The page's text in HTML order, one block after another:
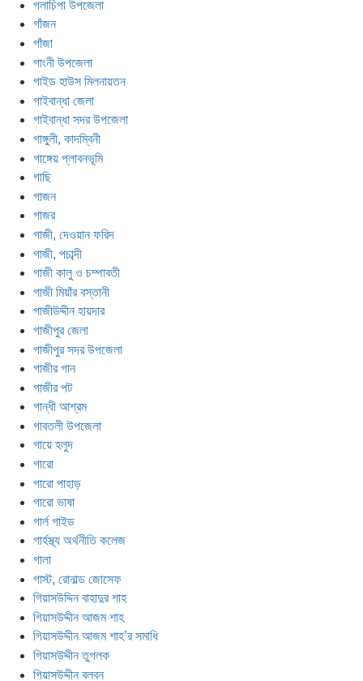
গলাচিপা উপজেলা
গাঁজন
গাঁজা
গাংনী উপজেলা
গাইড হাউস মিলনায়তন
গাইবান্ধা জেলা
গাইবান্ধা সদর উপজেলা
গাঙ্গুলী, কাদম্বিনী
গাঙ্গেয় প্লাবনভূমি
গাছি
গাজন
গাজর
গাজী, দেওয়ান ফরিদ
গাজী, পচাব্দী
গাজী কালু ও চম্পাবতী
গাজী মিয়াঁর বস্তানী
গাজীউদ্দীন হায়দার
গাজীপুর জেলা
গাজীপুর সদর উপজেলা
গাজীর গান
গাজীর পট
গান্ধী আশ্রম
গাবতলী উপজেলা
গায়ে হলুদ
গারো
গারো পাহাড়
গারো ভাষা
গার্ল গাইড
গার্হস্থ্য অর্থনীতি কলেজ
গালা
গাস্ট, রোনাল্ড জোসেফ
গিয়াসউদ্দিন বাহাদুর শাহ
গিয়াসউদ্দীন আজম শাহ
গিয়াসউদ্দীন আজম শাহ’র সমাধি
গিয়াসউদ্দীন তুগলক
গিয়াসউদ্দীন বলবন